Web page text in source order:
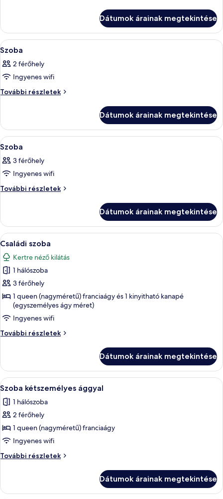
Dátumok árainak megtekintése
A
következő
szoba
összes
képének
Egy hálószoba, melyben van egy
1
Szoba
2 férőhely
Ingyenes wifi
További részletek
Szoba
Dátumok árainak megtekintése
A
következő
szoba
összes
képének
Egy modern szállodai szoba,
1
Szoba
3 férőhely
Ingyenes wifi
További részletek
Szoba
Dátumok árainak megtekintése
A
következő
szoba
összes
képének
megtekintése:
Családi
szoba
Egy modern hálószoba, amelyben
3
Családi szoba
Kertre néző kilátás
1 hálószoba
3 férőhely
1 queen (nagyméretű) franciaágy és 1 kinyitható kanapé
(egyszemélyes ágy méret)
Ingyenes wifi
További részletek
Családi
Dátumok árainak megtekintése
A
következő
szoba
összes
képének
megtekintése:
Szoba
kétszemélyes
Egy modern hálószoba, ahol egy
2
Szoba kétszemélyes ággyal
1 hálószoba
2 férőhely
1 queen (nagyméretű) franciaágy
Ingyenes wifi
További részletek
Szoba
részletei
Dátumok árainak megtekintése